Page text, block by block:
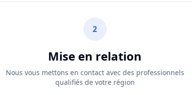
2
Mise en relation
Nous vous mettons en contact avec des professionnels
qualifiés de votre région